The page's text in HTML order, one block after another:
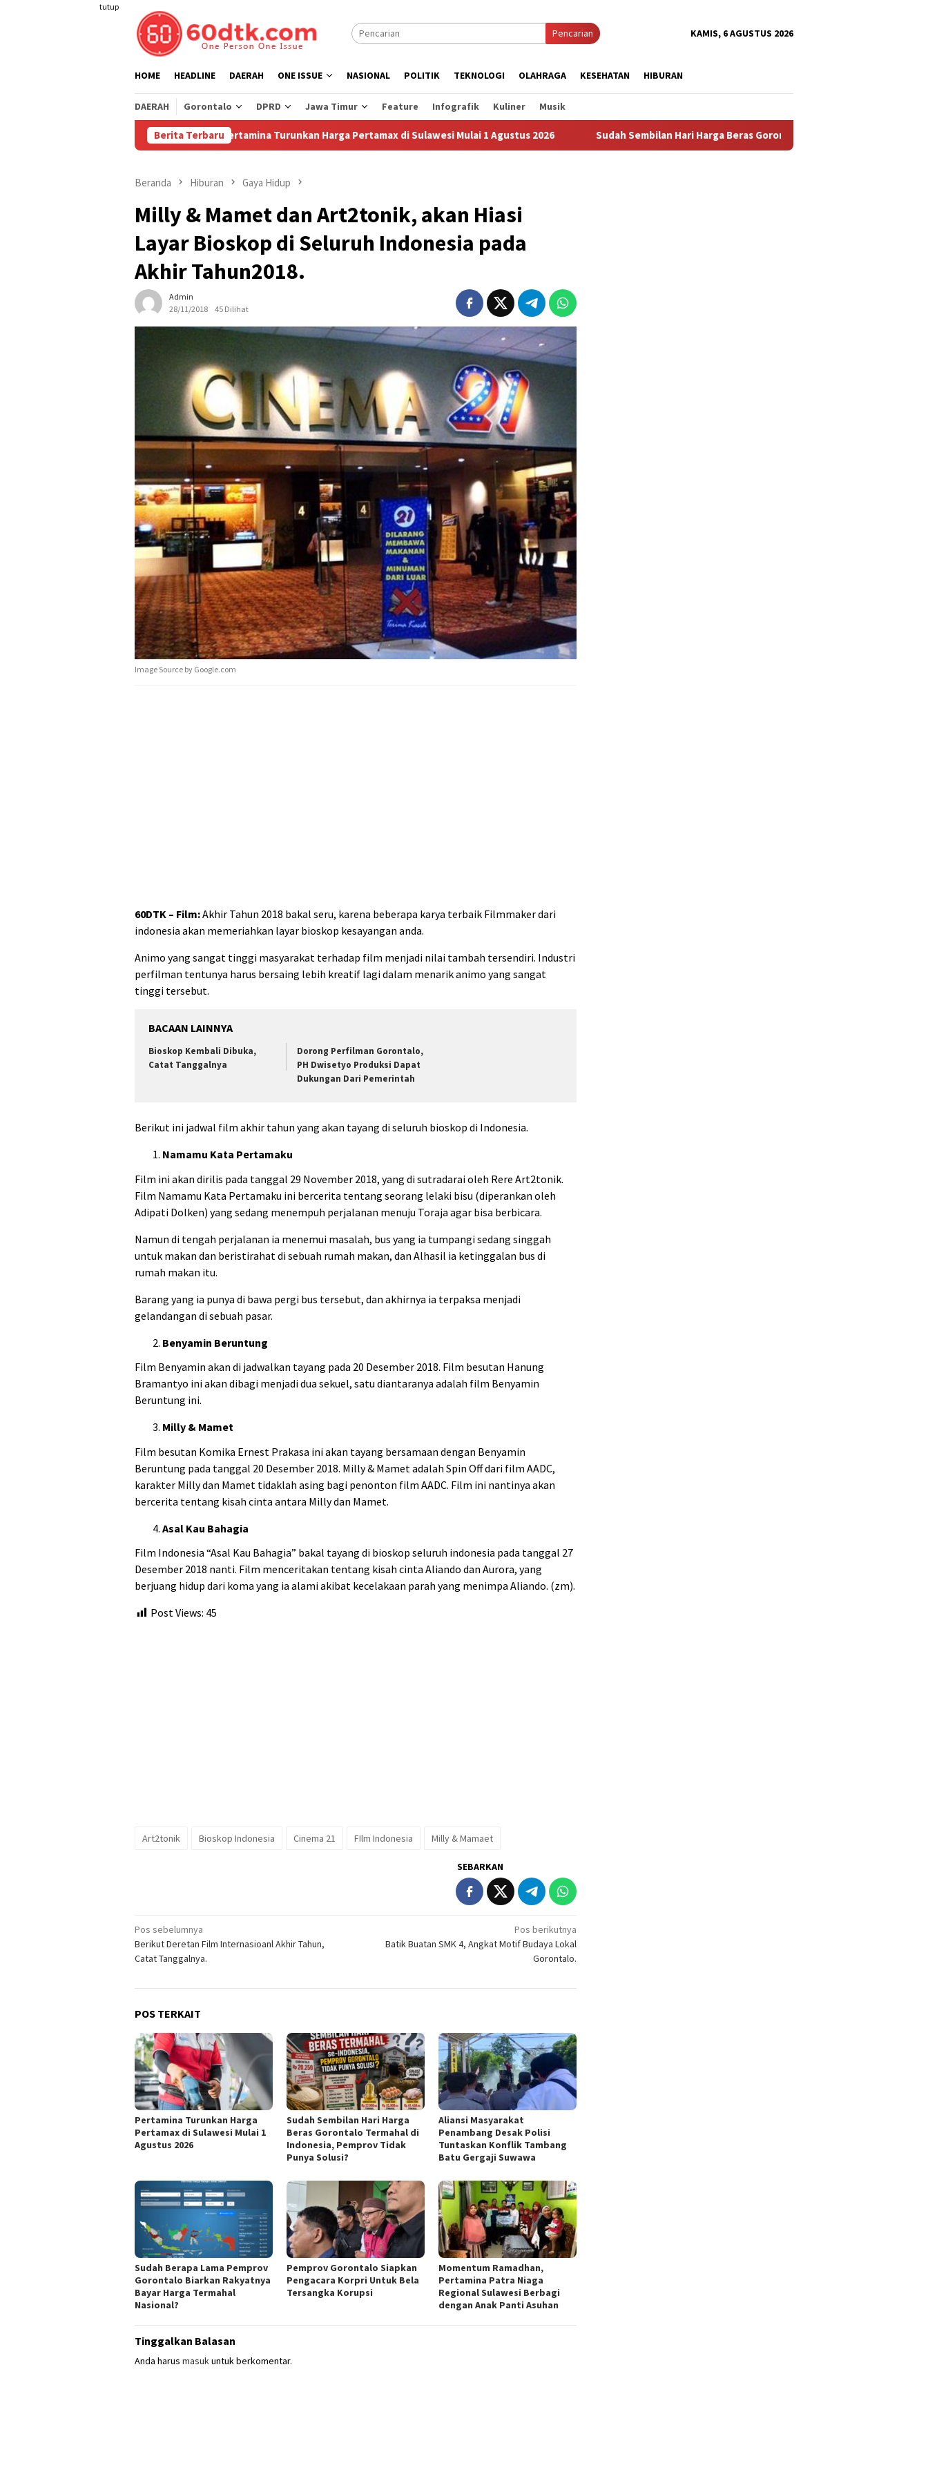
tutup
Pencarian KAMIS, 6 AGUSTUS 2026
HOME HEADLINE DAERAH ONE ISSUE NASIONAL POLITIK TEKNOLOGI OLAHRAGA KESEHATAN HIBURAN
DAERAH Gorontalo DPRD Jawa Timur Feature Infografik Kuliner Musik
Berita Terbaru
Pertamina Turunkan Harga Pertamax di Sulawesi Mulai 1 Agustus 2026 Sudah Sembilan Hari Harga Beras Gorontalo Termahal di Indonesia, Pemprov Tidak
Beranda Hiburan Gaya Hidup
Milly & Mamet dan Art2tonik, akan Hiasi
Layar Bioskop di Seluruh Indonesia pada
Akhir Tahun2018.
Admin
28/11/2018
45 Dilihat
Image Source by Google.com
60DTK – Film:Akhir Tahun 2018 bakal seru, karena beberapa karya terbaik Filmmaker dari
indonesia akan memeriahkan layar bioskop kesayangan anda.
Animo yang sangat tinggi masyarakat terhadap film menjadi nilai tambah tersendiri. Industri
perfilman tentunya harus bersaing lebih kreatif lagi dalam menarik animo yang sangat
tinggi tersebut.
BACAAN LAINNYA
Bioskop Kembali Dibuka,
Catat Tanggalnya
Dorong Perfilman Gorontalo,
PH Dwisetyo Produksi Dapat
Dukungan Dari Pemerintah
Berikut ini jadwal film akhir tahun yang akan tayang di seluruh bioskop di Indonesia.
Namamu Kata Pertamaku
Film ini akan dirilis pada tanggal 29 November 2018, yang di sutradarai oleh Rere Art2tonik.
Film Namamu Kata Pertamaku ini bercerita tentang seorang lelaki bisu (diperankan oleh
Adipati Dolken) yang sedang menempuh perjalanan menuju Toraja agar bisa berbicara.
Namun di tengah perjalanan ia menemui masalah, bus yang ia tumpangi sedang singgah
untuk makan dan beristirahat di sebuah rumah makan, dan Alhasil ia ketinggalan bus di
rumah makan itu.
Barang yang ia punya di bawa pergi bus tersebut, dan akhirnya ia terpaksa menjadi
gelandangan di sebuah pasar.
Benyamin Beruntung
Film Benyamin akan di jadwalkan tayang pada 20 Desember 2018. Film besutan Hanung
Bramantyo ini akan dibagi menjadi dua sekuel, satu diantaranya adalah film Benyamin
Beruntung ini.
Milly & Mamet
Film besutan Komika Ernest Prakasa ini akan tayang bersamaan dengan Benyamin
Beruntung pada tanggal 20 Desember 2018. Milly & Mamet adalah Spin Off dari film AADC,
karakter Milly dan Mamet tidaklah asing bagi penonton film AADC. Film ini nantinya akan
bercerita tentang kisah cinta antara Milly dan Mamet.
Asal Kau Bahagia
Film Indonesia “Asal Kau Bahagia” bakal tayang di bioskop seluruh indonesia pada tanggal 27
Desember 2018 nanti. Film menceritakan tentang kisah cinta Aliando dan Aurora, yang
berjuang hidup dari koma yang ia alami akibat kecelakaan parah yang menimpa Aliando. (zm).
Post Views: 45
Art2tonik Bioskop Indonesia Cinema 21 FIlm Indonesia Milly & Mamaet
SEBARKAN
Navigasi
pos
Pos sebelumnya
Berikut Deretan Film Internasioanl Akhir Tahun,
Catat Tanggalnya.
Pos berikutnya
Batik Buatan SMK 4, Angkat Motif Budaya Lokal
Gorontalo.
POS TERKAIT
Pertamina Turunkan Harga
Pertamax di Sulawesi Mulai 1
Agustus 2026
Sudah Sembilan Hari Harga
Beras Gorontalo Termahal di
Indonesia, Pemprov Tidak
Punya Solusi?
Aliansi Masyarakat
Penambang Desak Polisi
Tuntaskan Konflik Tambang
Batu Gergaji Suwawa
Sudah Berapa Lama Pemprov
Gorontalo Biarkan Rakyatnya
Bayar Harga Termahal
Nasional?
Pemprov Gorontalo Siapkan
Pengacara Korpri Untuk Bela
Tersangka Korupsi
Momentum Ramadhan,
Pertamina Patra Niaga
Regional Sulawesi Berbagi
dengan Anak Panti Asuhan
Tinggalkan Balasan
Anda harus masukuntuk berkomentar.